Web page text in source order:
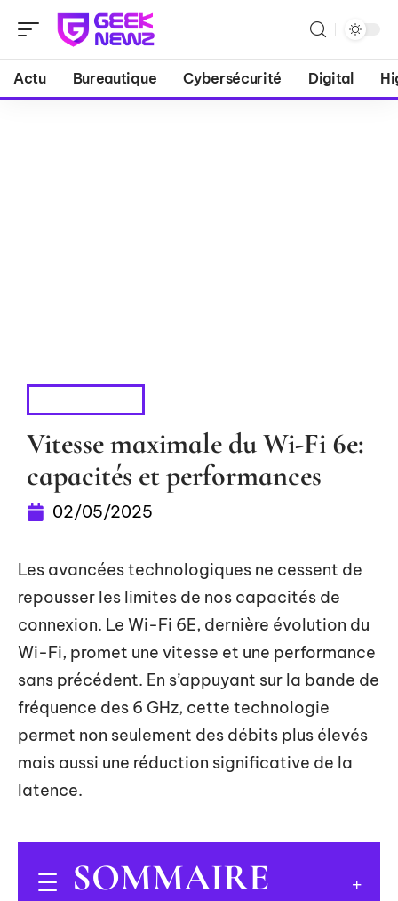
Actu Bureautique Cybersécurité Digital
Vitesse maximale du Wi-Fi 6e:
capacités et performances
02/05/2025
Les avancées technologiques ne cessent de
repousser les limites de nos capacités de
connexion. Le Wi-Fi 6E, dernière évolution du
Wi-Fi, promet une vitesse et une performance
sans précédent. En s’appuyant sur la bande de
fréquence des 6 GHz, cette technologie
permet non seulement des débits plus élevés
mais aussi une réduction significative de la
latence.
SOMMAIRE